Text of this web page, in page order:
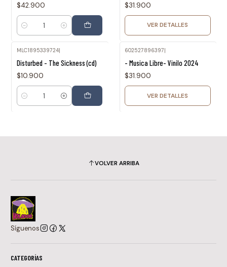
$42.900
Cantidad
$31.900
VER DETALLES
MLC1895339724|
Disturbed - The Sickness (cd)
$10.900
Cantidad
602527896397
- Musica Libre- Vinilo 2024
$31.900
VER DETALLES
VOLVER ARRIBA
Síguenos
CATEGORÍAS